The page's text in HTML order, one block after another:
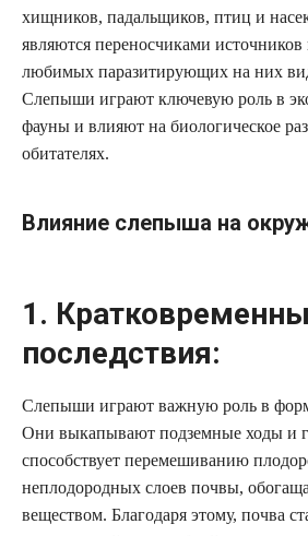
хищников, падальщиков, птиц и
являются переносчиками источников
любимых паразитирующих на них
Слепыши играют ключевую роль в
фауны и влияют на биологическое
обитателях.
Влияние слепыша на
1.
последствия:
Слепыши играют важную роль в
Они выкапывают подземные ходы и
способствует перемешиванию
неплодородных слоев почвы,
веществом. Благодаря этому, почва